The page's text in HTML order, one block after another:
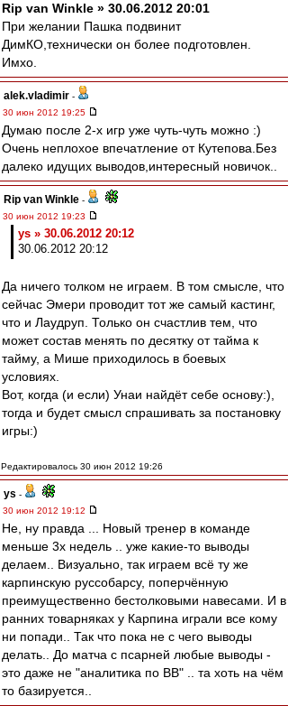
Rip van Winkle » 30.06.2012 20:01
При желании Пашка подвинит
ДимКО,технически он более подготовлен.
Имхо.
alek.vladimir -
30 июн 2012 19:25
Думаю после 2-х игр уже чуть-чуть можно :)
Очень неплохое впечатление от Кутепова.Без
далеко идущих выводов,интересный новичок..
Rip van Winkle -
30 июн 2012 19:23
ys » 30.06.2012 20:12
30.06.2012 20:12
Да ничего толком не играем. В том смысле, что
сейчас Эмери проводит тот же самый кастинг,
что и Лаудруп. Только он счастлив тем, что
может состав менять по десятку от тайма к
тайму, а Мише приходилось в боевых
условиях.
Вот, когда (и если) Унаи найдёт себе основу:),
тогда и будет смысл спрашивать за постановку
игры:)
Редактировалось 30 июн 2012 19:26
ys -
30 июн 2012 19:12
Не, ну правда ... Новый тренер в команде
меньше 3х недель .. уже какие-то выводы
делаем.. Визуально, так играем всё ту же
карпинскую руссобарсу, поперчённую
преимущественно бестолковыми навесами. И в
ранних товарняках у Карпина играли все кому
ни попади.. Так что пока не с чего выводы
делать.. До матча с псарней любые выводы -
это даже не "аналитика по ВВ" .. та хоть на чём
то базируется..